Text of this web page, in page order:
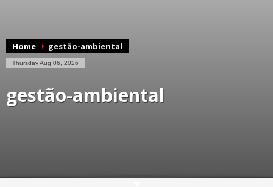
Home gestão-ambiental
Thursday Aug 06, 2026
gestão-ambiental